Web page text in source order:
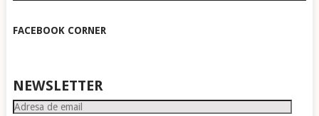
FACEBOOK CORNER
NEWSLETTER
Adresa